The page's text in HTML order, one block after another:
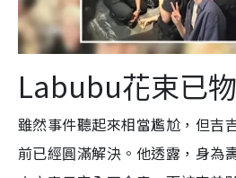
Labubu花束已
雖然事件聽起來相當尷尬，但吉
前已經圓滿解決。他透露，身為